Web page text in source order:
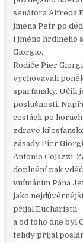
senátora Alfreda
jména Petr po
i jméno hrdiného
Giorgio.
Rodiče Pier
vychovávali
sparťansky. Učili
poslušnosti.
cestách po
zdravé
zásady Pier
Antonio Cojazzi.
doplnění pak
vnímáním Pána
jako
přijal Eucharistii
a od toho dne byl
tehdy přijal